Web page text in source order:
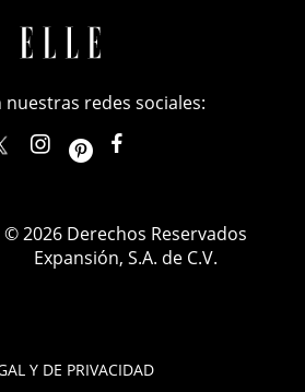
Y DE PRIVACIDAD
nuestras redes sociales:
elle_mexicoellemexico
© 2026 Derechos Reservados
Expansión, S.A. de C.V.